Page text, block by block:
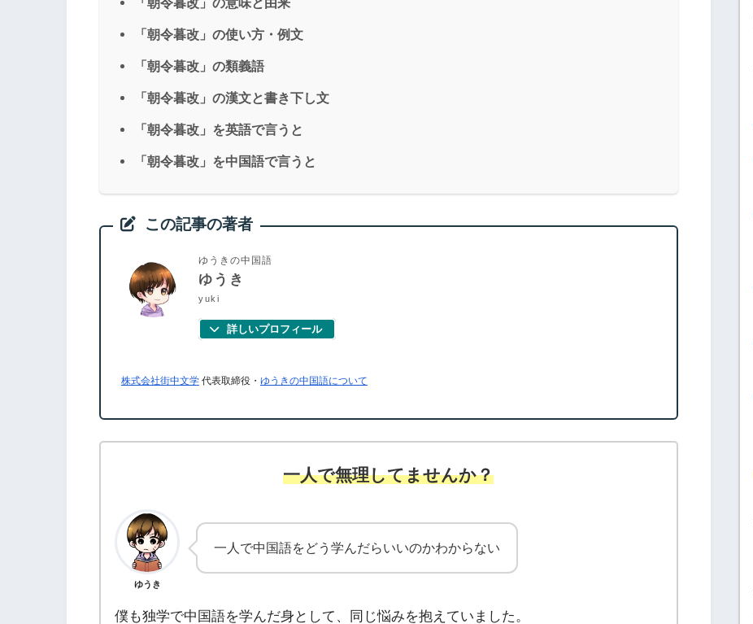
「朝令暮改」の使い方・例文
「朝令暮改」の類義語
「朝令暮改」の漢文と書き下し文
「朝令暮改」を英語で言うと
「朝令暮改」を中国語で言うと
この記事の著者
ゆうきの中国語
ゆうき
yuki
詳しいプロフィール
株式会社街中文学代表取締役・ ゆうきの中国語について
一人で無理してませんか？
ゆうき
一人で中国語をどう学んだらいいのかわからない
僕も独学で中国語を学んだ身として、同じ悩みを抱えていました。